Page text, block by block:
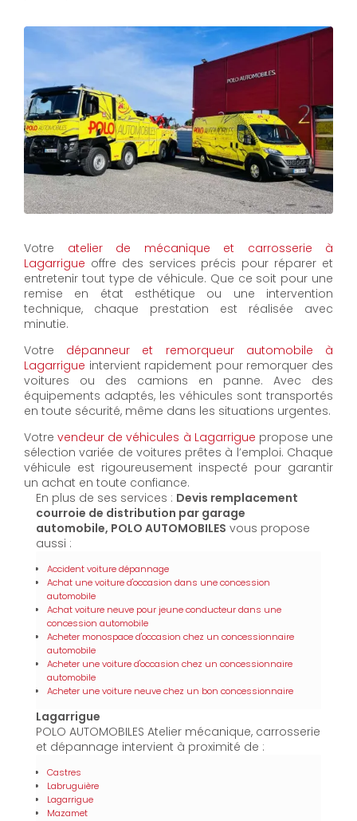
Votre atelier de mécanique et carrosserie à
Lagarrigue offre des services précis pour réparer et
entretenir tout type de véhicule. Que ce soit pour une
remise en état esthétique ou une intervention
technique, chaque prestation est réalisée avec
minutie.
Votre dépanneur et remorqueur automobile à
Lagarrigue intervient rapidement pour remorquer des
voitures ou des camions en panne. Avec des
équipements adaptés, les véhicules sont transportés
en toute sécurité, même dans les situations urgentes.
Votrevendeur de véhicules à Lagarrigue propose une
sélection variée de voitures prêtes à l’emploi. Chaque
véhicule est rigoureusement inspecté pour garantir
un achat en toute confiance.
En plus de ses services : Devis remplacement
courroie de distribution par garage
automobile, POLO AUTOMOBILES vous propose
aussi :
Accident voiture dépannage
Achat une voiture d'occasion dans une concession
automobile
Achat voiture neuve pour jeune conducteur dans une
concession automobile
Acheter monospace d'occasion chez un concessionnaire
automobile
Acheter une voiture d'occasion chez un concessionnaire
automobile
Acheter une voiture neuve chez un bon concessionnaire
Lagarrigue
POLO AUTOMOBILES Atelier mécanique, carrosserie
et dépannage intervient à proximité de :
Castres
Labruguière
Lagarrigue
Mazamet